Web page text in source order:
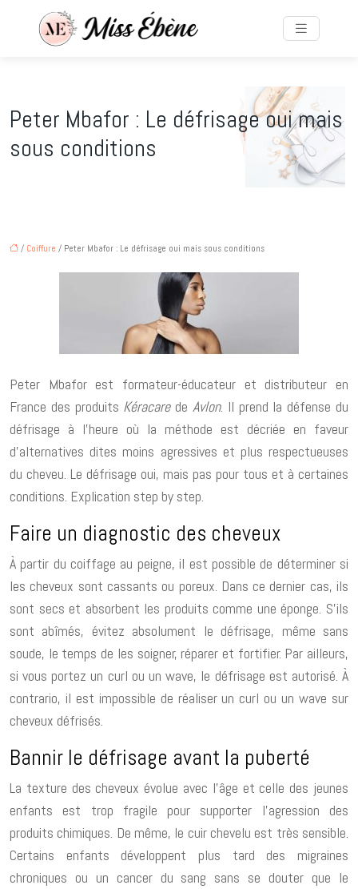
Peter Mbafor : Le défrisage oui mais
sous conditions
/ Coiffure / Peter Mbafor : Le défrisage oui mais sous conditions
Peter Mbafor est formateur-éducateur et distributeur en
France des produits Kéracarede Avlon. Il prend la défense du
défrisage à l’heure où la méthode est décriée en faveur
d’alternatives dites moins agressives et plus respectueuses
du cheveu. Le défrisage oui, mais pas pour tous et à certaines
conditions. Explication step by step.
Faire un diagnostic des cheveux
À partir du coiffage au peigne, il est possible de déterminer si
les cheveux sont cassants ou poreux. Dans ce dernier cas, ils
sont secs et absorbent les produits comme une éponge. S’ils
sont abîmés, évitez absolument le défrisage, même sans
soude, le temps de les soigner, réparer et fortifier. Par ailleurs,
si vous portez un curl ou un wave, le défrisage est autorisé. À
contrario, il est impossible de réaliser un curl ou un wave sur
cheveux défrisés.
Bannir le défrisage avant la puberté
La texture des cheveux évolue avec l’âge et celle des jeunes
enfants est trop fragile pour supporter l’agression des
produits chimiques. De même, le cuir chevelu est très sensible.
Certains enfants développent plus tard des migraines
chroniques ou un cancer du sang sans se douter que le